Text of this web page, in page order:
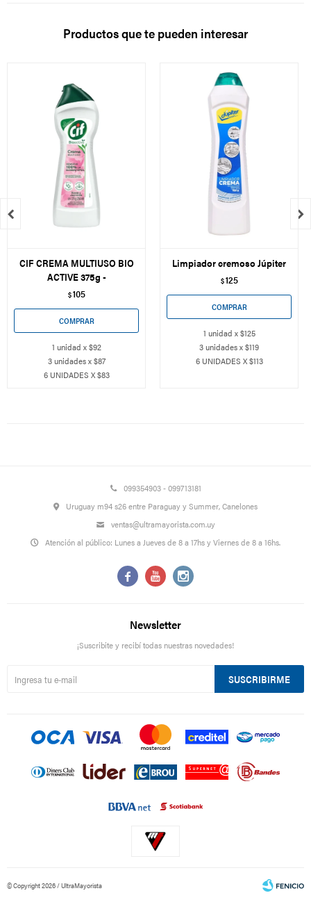
Productos que te pueden interesar
CIF CREMA MULTIUSO BIO
ACTIVE 375g -
$105
1 unidad x $92
3 unidades x $87
6 UNIDADES X $83
Limpiador cremoso Júpiter
$125
1 unidad x $125
3 unidades x $119
6 UNIDADES X $113
 
099354903 - 099713181
Uruguay m94 s26 entre Paraguay y Summer, Canelones
ventas@ultramayorista.com.uy
Atención al público: Lunes a Jueves de 8 a 17hs y Viernes de 8 a 16hs.
  
Newsletter
¡Suscribite y recibí todas nuestras novedades!
SUSCRIBIRME
© Copyright 2026 / UltraMayorista